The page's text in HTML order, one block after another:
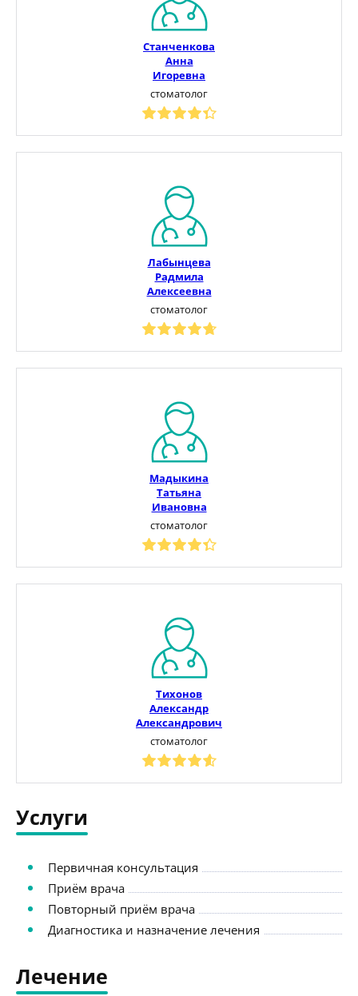
Станченкова
Анна
Игоревна
стоматолог
Лабынцева
Радмила
Алексеевна
стоматолог
Мадыкина
Татьяна
Ивановна
стоматолог
Тихонов
Александр
Александрович
стоматолог
Услуги
Первичная консультация
Приём врача
Повторный приём врача
Диагностика и назначение лечения
Лечение